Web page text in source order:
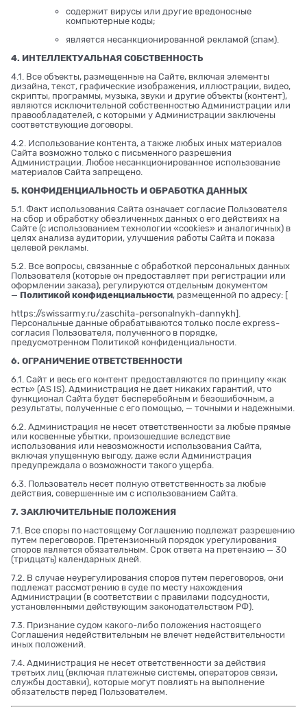
содержит вирусы или другие вредоносные
компьютерные коды;
является несанкционированной рекламой (спам).
4. ИНТЕЛЛЕКТУАЛЬНАЯ СОБСТВЕННОСТЬ
4.1. Все объекты, размещенные на Сайте, включая элементы
дизайна, текст, графические изображения, иллюстрации, видео,
скрипты, программы, музыка, звуки и другие объекты (контент),
являются исключительной собственностью Администрации или
правообладателей, с которыми у Администрации заключены
соответствующие договоры.
4.2. Использование контента, а также любых иных материалов
Сайта возможно только с письменного разрешения
Администрации. Любое несанкционированное использование
материалов Сайта запрещено.
5. КОНФИДЕНЦИАЛЬНОСТЬ И ОБРАБОТКА ДАННЫХ
5.1. Факт использования Сайта означает согласие Пользователя
на сбор и обработку обезличенных данных о его действиях на
Сайте (с использованием технологии «cookies» и аналогичных) в
целях анализа аудитории, улучшения работы Сайта и показа
целевой рекламы.
5.2. Все вопросы, связанные с обработкой персональных данных
Пользователя (которые он предоставляет при регистрации или
оформлении заказа), регулируются отдельным документом
— Политикой конфиденциальности, размещенной по адресу: [
https://swissarmy.ru/zaschita-personalnykh-dannykh].
Персональные данные обрабатываются только после express-
согласия Пользователя, полученного в порядке,
предусмотренном Политикой конфиденциальности.
6. ОГРАНИЧЕНИЕ ОТВЕТСТВЕННОСТИ
6.1. Сайт и весь его контент предоставляются по принципу «как
есть» (AS IS). Администрация не дает никаких гарантий, что
функционал Сайта будет бесперебойным и безошибочным, а
результаты, полученные с его помощью, — точными и надежными.
6.2. Администрация не несет ответственности за любые прямые
или косвенные убытки, произошедшие вследствие
использования или невозможности использования Сайта,
включая упущенную выгоду, даже если Администрация
предупреждала о возможности такого ущерба.
6.3. Пользователь несет полную ответственность за любые
действия, совершенные им с использованием Сайта.
7. ЗАКЛЮЧИТЕЛЬНЫЕ ПОЛОЖЕНИЯ
7.1. Все споры по настоящему Соглашению подлежат разрешению
путем переговоров. Претензионный порядок урегулирования
споров является обязательным. Срок ответа на претензию — 30
(тридцать) календарных дней.
7.2. В случае неурегулирования споров путем переговоров, они
подлежат рассмотрению в суде по месту нахождения
Администрации (в соответствии с правилами подсудности,
установленными действующим законодательством РФ).
7.3. Признание судом какого-либо положения настоящего
Соглашения недействительным не влечет недействительности
иных положений.
7.4. Администрация не несет ответственности за действия
третьих лиц (включая платежные системы, операторов связи,
службы доставки), которые могут повлиять на выполнение
обязательств перед Пользователем.